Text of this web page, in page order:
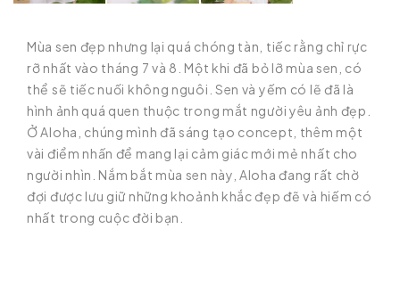
Mùa sen đẹp nhưng lại quá chóng tàn, tiếc rằng chỉ rực
rỡ nhất vào tháng 7 và 8. Một khi đã bỏ lỡ mùa sen, có
thể sẽ tiếc nuối không nguôi. Sen và yếm có lẽ đã là
hình ảnh quá quen thuộc trong mắt người yêu ảnh đẹp.
Ở Aloha, chúng mình đã sáng tạo concept, thêm một
vài điểm nhấn để mang lại cảm giác mới mẻ nhất cho
người nhìn. Nắm bắt mùa sen này, Aloha đang rất chờ
đợi được lưu giữ những khoảnh khắc đẹp đẽ và hiếm có
nhất trong cuộc đời bạn.